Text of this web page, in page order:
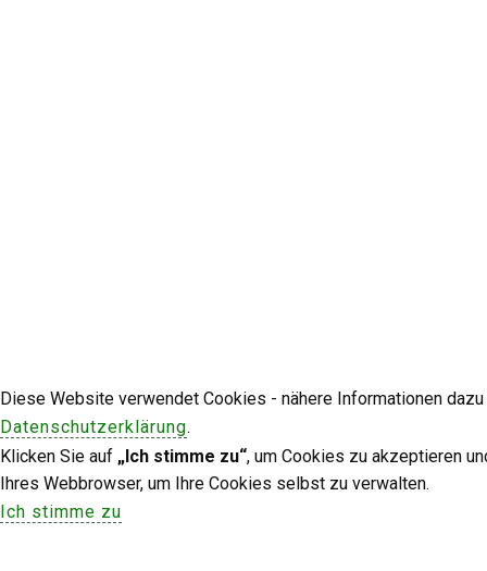
Diese Website verwendet Cookies - nähere Informationen
Datenschutzerklärung.
Klicken Sie auf „Ich stimme zu“, um Cookies zu akzeptieren
Ihres Webbrowser, um Ihre Cookies selbst zu verwalten.
Ich stimme zu